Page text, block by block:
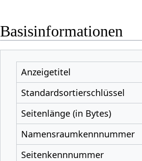
Basisinformationen
Anzeigetitel
Standardsortierschlüssel
Seitenlänge (in Bytes)
Namensraumkennnummer
Seitenkennnummer